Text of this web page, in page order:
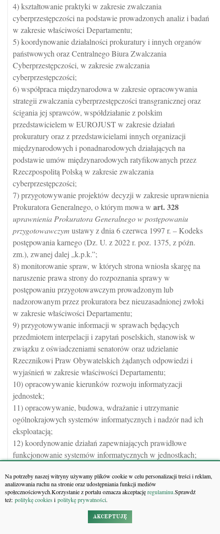
Na potrzeby naszej witryny używamy plików cookie w celu personalizacji treści i reklam,
analizowania ruchu na stronie oraz udostępniania funkcji mediów
społecznościowych.Korzystanie z portalu oznacza akceptacjęregulaminu.Sprawdź
też: politykę cookiesi politykę prywatności.
AKCEPTUJĘ
4) kształtowanie praktyki w zakresie zwalczania
cyberprzestępczości na podstawie prowadzonych analiz i badań
w zakresie właściwości Departamentu;
5) koordynowanie działalności prokuratury i innych organów
państwowych oraz Centralnego Biura Zwalczania
Cyberprzestępczości, w zakresie zwalczania
cyberprzestępczości;
6) współpraca międzynarodowa w zakresie opracowywania
strategii zwalczania cyberprzestępczości transgranicznej oraz
ścigania jej sprawców, współdziałanie z polskim
przedstawicielem w EUROJUST w zakresie działań
prokuratury oraz z przedstawicielami innych organizacji
międzynarodowych i ponadnarodowych działających na
podstawie umów międzynarodowych ratyfikowanych przez
Rzeczpospolitą Polską w zakresie zwalczania
cyberprzestępczości;
7) przygotowywanie projektów decyzji w zakresie uprawnienia
Prokuratora Generalnego, o którym mowa w art.328
uprawnienia Prokuratora Generalnego w postępowaniu
przygotowawczym ustawy z dnia 6 czerwca 1997 r. – Kodeks
postępowania karnego (Dz. U. z 2022 r. poz. 1375, z późn.
zm.), zwanej dalej „k.p.k.”;
8) monitorowanie spraw, w których strona wniosła skargę na
naruszenie prawa strony do rozpoznania sprawy w
postępowaniu przygotowawczym prowadzonym lub
nadzorowanym przez prokuratora bez nieuzasadnionej zwłoki
w zakresie właściwości Departamentu;
9) przygotowywanie informacji w sprawach będących
przedmiotem interpelacji i zapytań poselskich, stanowisk w
związku z oświadczeniami senatorów oraz udzielanie
Rzecznikowi Praw Obywatelskich żądanych odpowiedzi i
wyjaśnień w zakresie właściwości Departamentu;
10) opracowywanie kierunków rozwoju informatyzacji
jednostek;
11) opracowywanie, budowa, wdrażanie i utrzymanie
ogólnokrajowych systemów informatycznych i nadzór nad ich
eksploatacją;
12) koordynowanie działań zapewniających prawidłowe
funkcjonowanie systemów informatycznych w jednostkach;
ogólnokrajowej sieci transmisji danych zapewniającej wymianę
danych pomiędzy jednostkami;
14) opracowywanie w uzgodnieniu z Biurem Budżetu i Majątku
Prokuratury projektu budżetu w zakresie wdrażania
ogólnokrajowych i lokalnych rozwiązań informatycznych;